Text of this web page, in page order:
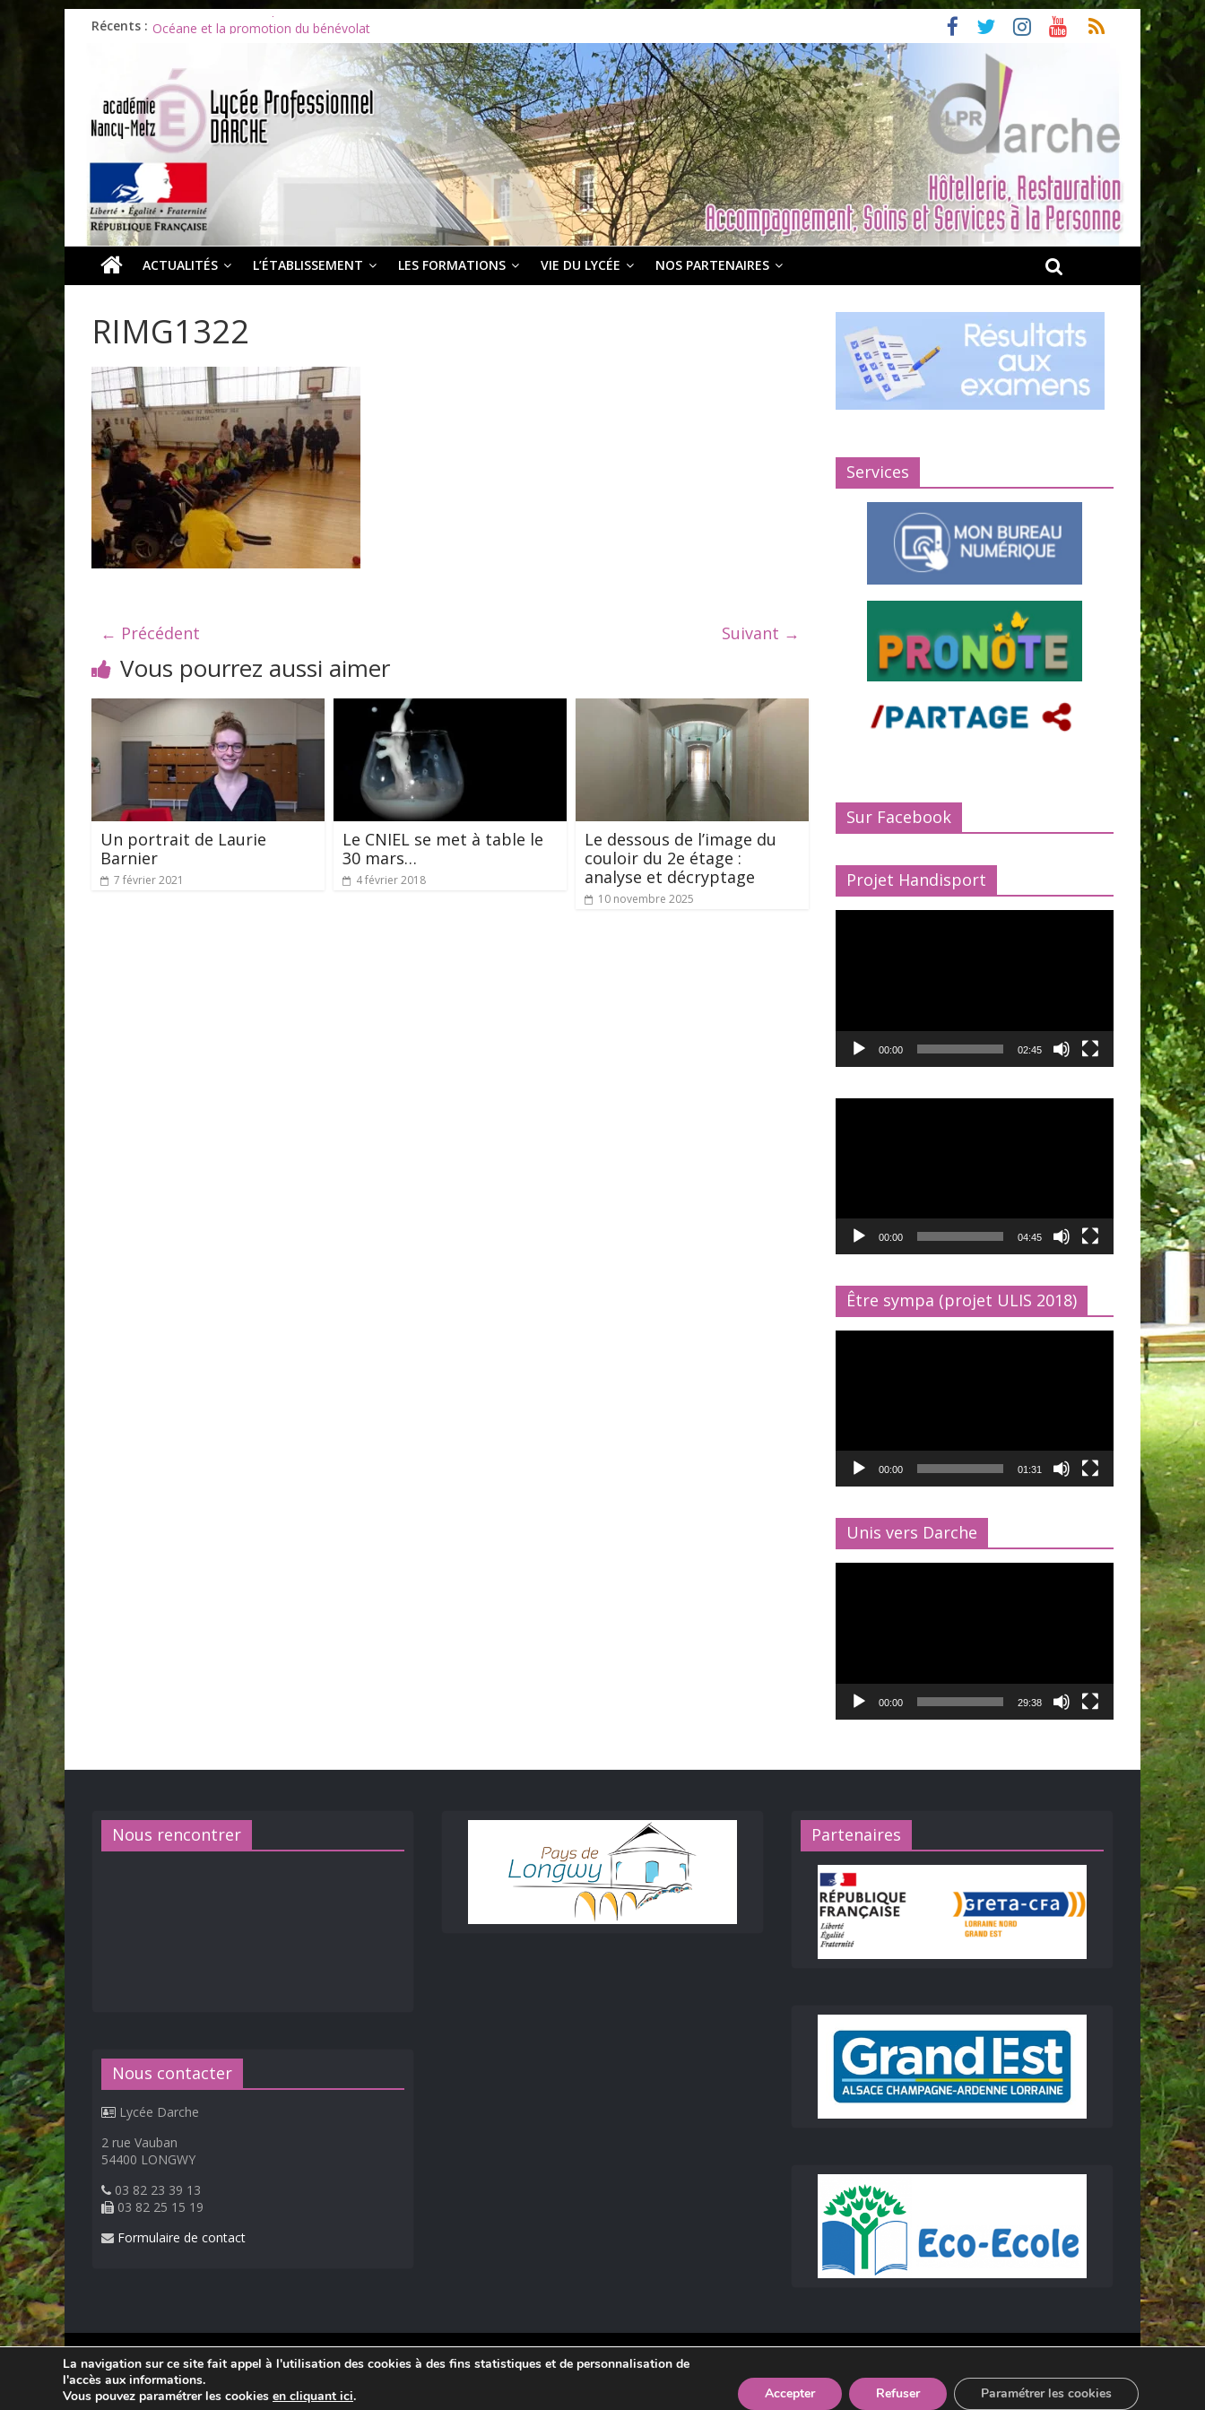
Récents : Les ULiS en haut du podium
Océane et la promotion du bénévolat
Bonnes vacances à tous !
Infos rentrée septembre 2026
Soirée d’adieux au Lycée Darche
ACTUALITÉS L’ÉTABLISSEMENT LES FORMATIONS VIE DU LYCÉE NOS PARTENAIRES
RIMG1322
← Précédent Suivant →
Vous pourrez aussi aimer
Un portrait de Laurie
Barnier
7 février 2021
Le CNIEL se met à table le
30 mars…
4 février 2018
Le dessous de l’image du
couloir du 2e étage :
analyse et décryptage
10 novembre 2025
Services
Sur Facebook
Projet Handisport
00:00 02:45
00:00 04:45
Être sympa (projet ULIS 2018)
00:00 01:31
Unis vers Darche
00:00 29:38
Nous rencontrer
Nous contacter
Lycée Darche
2 rue Vauban
54400 LONGWY
03 82 23 39 13
03 82 25 15 19
Formulaire de contact
Partenaires
© 2026Lycée Professionnel Darche, Longwy.
Réalisation Frédéric AMELLA. Consultez les
La navigation sur ce site fait appel à l'utilisation des cookies à des fins statistiques et de personnalisation de
l'accès aux informations.
Vous pouvez paramétrer les cookies en cliquant ici. Accepter Refuser Paramétrer les cookies